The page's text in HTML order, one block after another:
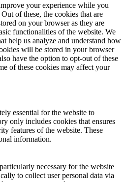
your experience while you
of these, the cookies that are
on your browser as they are
functionalities of the website. We
help us analyze and understand how
will be stored in your browser
have the option to opt-out of these
of these cookies may affect your
essential for the website to
only includes cookies that ensures
features of the website. These
information.
necessary for the website
to collect user personal data via